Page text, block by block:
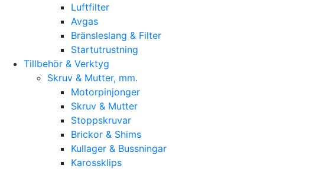
Luftfilter
Avgas
Bränsleslang & Filter
Startutrustning
Tillbehör & Verktyg
Skruv & Mutter, mm.
Motorpinjonger
Skruv & Mutter
Stoppskruvar
Brickor & Shims
Kullager & Bussningar
Karossklips